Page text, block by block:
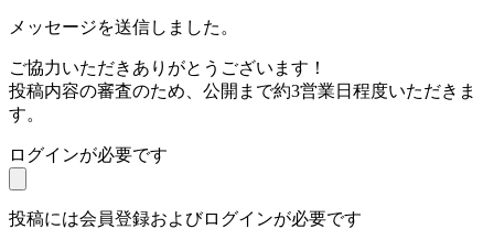
メッセージを送信しました。
ご協力いただきありがとうございます！
投稿内容の審査のため、公開まで約3営業日程度いただきま
す。
ログインが必要です
投稿には会員登録およびログインが必要です